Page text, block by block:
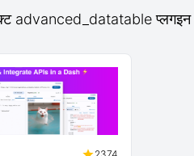
advanced_datatable प्लगइन